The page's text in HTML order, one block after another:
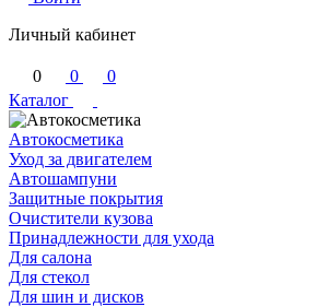
Личный кабинет
0 0
0
Каталог
Автокосметика
Уход за двигателем
Автошампуни
Защитные покрытия
Очистители кузова
Принадлежности для ухода
Для салона
Для стекол
Для шин и дисков